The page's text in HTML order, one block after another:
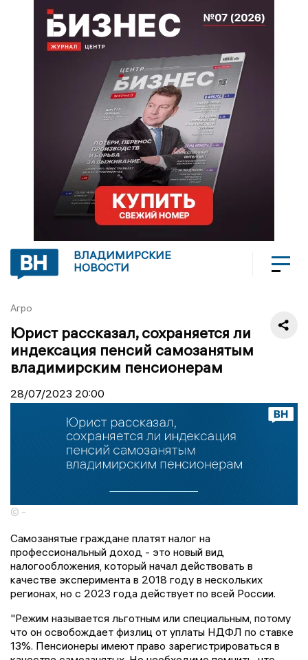
ВЛАДИМИРСКИЕ
НОВОСТИ
Агро
Юрист рассказал, сохраняется ли
индексация пенсий самозанятым
владимирским пенсионерам
28/07/2023 20:00
© -
Самозанятые граждане платят налог на
профессиональный доход - это новый вид
налогообложения, который начал действовать в
качестве эксперимента в 2018 году в нескольких
регионах, но с 2023 года действует по всей России.
"Режим называется льготным или специальным, потому
что он освобождает физлиц от уплаты НДФЛ по ставке
13%. Пенсионеры имеют право зарегистрироваться в